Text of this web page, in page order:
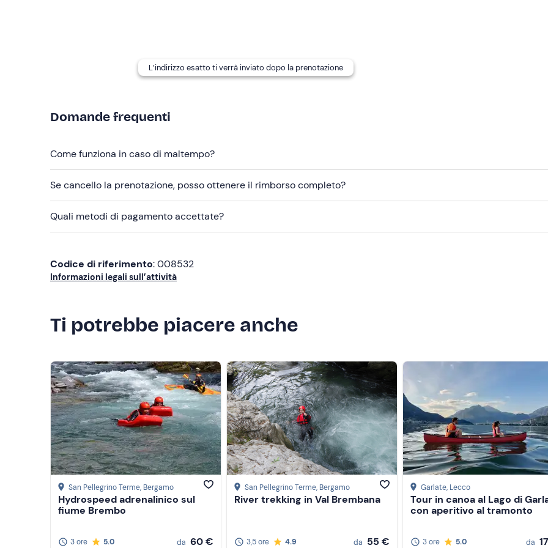
Maglietta termica sintetica
Non dimenticare di portare
Cambio completo (vestiti e scarpe)
L’indirizzo esatto ti verrà inviato dopo la prenotazione
Domande frequenti
Come funziona in caso di maltempo?
Se cancello la prenotazione, posso ottenere il rimborso completo?
Quali metodi di pagamento accettate?
Codice di riferimento: 008532
Informazioni legali sull’attività
Ti potrebbe piacere anche
San Pellegrino Terme, Bergamo
Hydrospeed adrenalinico sul
fiume Brembo
3 ore
5.0
da 60 €
San Pellegrino Terme, Bergamo
River trekking in Val Brembana
3,5 ore
4.9
da 55 €
Garlate, Lecco
Tour in canoa al Lago di
con aperitivo al tramonto
3 ore
5.0
da